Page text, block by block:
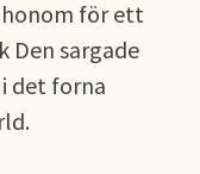
honom för ett
Den sargade
det forna